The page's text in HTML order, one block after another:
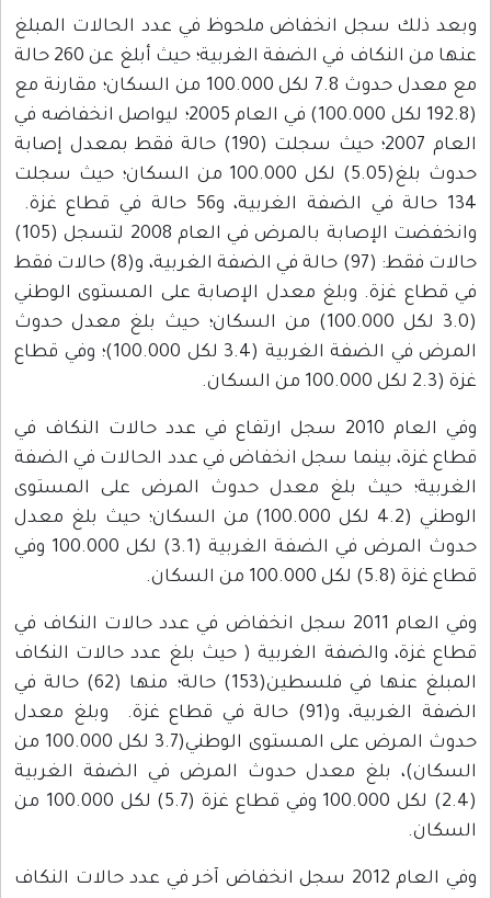
وبعد ذلك سجل انخفاض ملحوظ في عدد الحالات المبلغ
عنها من النكاف في الضفة الغربية؛ حيث أبلغ عن 260 حالة
مع معدل حدوث 7.8 لكل 100.000 من السكان؛ مقارنة مع
(192.8 لكل 100.000) في العام 2005؛ ليواصل انخفاضه في
العام 2007؛ حيث سجلت (190) حالة فقط بمعدل إصابة
حدوث بلغ(5.05) لكل 100.000 من السكان؛ حيث سجلت
134 حالة في الضفة الغربية، و56 حالة في قطاع غزة.
وانخفضت الإصابة بالمرض في العام 2008 لتسجل (105)
حالات فقط: (97) حالة في الضفة الغربية، و(8) حالات فقط
في قطاع غزة. وبلغ معدل الإصابة على المستوى الوطني
(3.0 لكل 100.000) من السكان؛ حيث بلغ معدل حدوث
المرض في الضفة الغربية (3.4 لكل 100.000)؛ وفي قطاع
غزة (2.3 لكل 100.000 من السكان.
وفي العام 2010 سجل ارتفاع في عدد حالات النكاف في
قطاع غزة، بينما سجل انخفاض في عدد الحالات في الضفة
الغربية؛ حيث بلغ معدل حدوث المرض على المستوى
الوطني (4.2 لكل 100.000) من السكان؛ حيث بلغ معدل
حدوث المرض في الضفة الغربية (3.1) لكل 100.000 وفي
قطاع غزة (5.8) لكل 100.000 من السكان.
وفي العام 2011 سجل انخفاض في عدد حالات النكاف في
قطاع غزة، والضفة الغربية ( حيث بلغ عدد حالات النكاف
المبلغ عنها في فلسطين(153) حالة؛ منها (62) حالة في
الضفة الغربية، و(91) حالة في قطاع غزة. وبلغ معدل
حدوث المرض على المستوى الوطني(3.7 لكل 100.000 من
السكان)، بلغ معدل حدوث المرض في الضفة الغربية
(2.4) لكل 100.000 وفي قطاع غزة (5.7) لكل 100.000 من
السكان.
وفي العام 2012 سجل انخفاض آخر في عدد حالات النكاف